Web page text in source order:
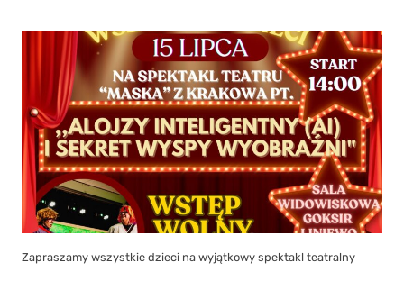
Zapraszamy wszystkie dzieci na wyjątkowy spektakl teatralny